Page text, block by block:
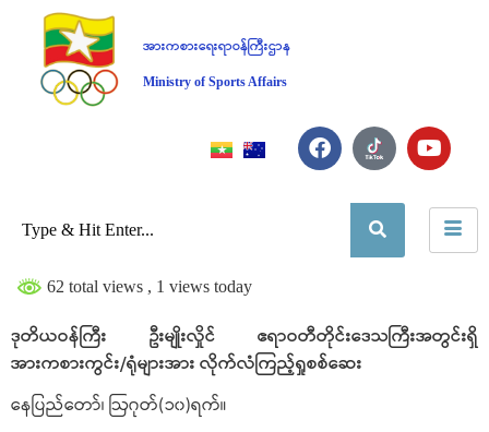
အားကစားရေးရာဝန်ကြီးဌာန
Ministry of Sports Affairs
62 total views , 1 views today
ဒုတိယဝန်ကြီး ဦးမျိုးလှိုင် ဧရာဝတီတိုင်းဒေသကြီးအတွင်းရှိ
အားကစားကွင်း/ရုံများအား လိုက်လံကြည့်ရှုစစ်ဆေး
နေပြည်တော်၊ ဩဂုတ်(၁၀)ရက်။